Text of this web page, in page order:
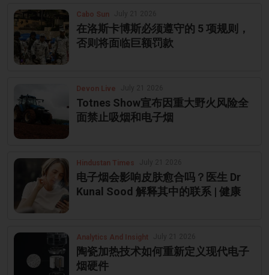
Cabo Sun
在洛斯卡博斯必须遵守的 5 项规则，
否则将面临巨额罚款
Devon Live
Totnes Show宣布因重大野火风险全
面禁止吸烟和电子烟
Hindustan Times
电子烟会影响皮肤愈合吗？医生 Dr
Kunal Sood 解释其中的联系 | 健康
Analytics And Insight
陶瓷加热技术如何重新定义现代电子
烟硬件